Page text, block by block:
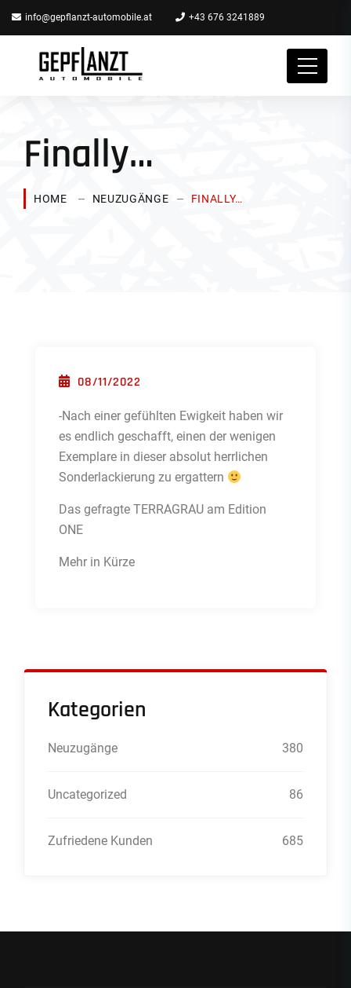
info@gepflanzt-automobile.at +43 676 3241889
Finally…
HOME NEUZUGÄNGE FINALLY…
POSTED ON
08/11/2022
-Nach einer gefühlten Ewigkeit haben wir
es endlich geschafft, einen der wenigen
Exemplare in dieser absolut herrlichen
Sonderlackierung zu ergattern
Das gefragte TERRAGRAU am Edition
ONE
Mehr in Kürze
Kategorien
Neuzugänge 380
Uncategorized 86
Zufriedene Kunden 685